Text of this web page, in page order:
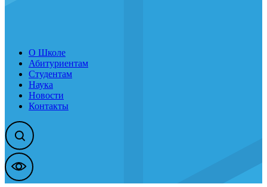
О Школе
Абитуриентам
Студентам
Наука
Новости
Контакты